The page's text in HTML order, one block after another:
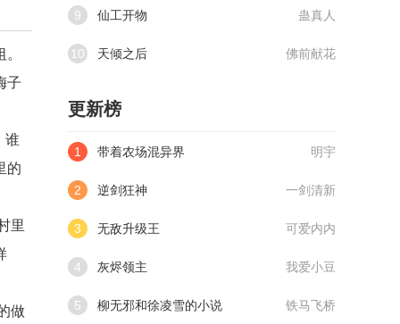
子
谁
的
里
做
9 仙工开物 蛊真人
10 天倾之后 佛前献花
更新榜
1 带着农场混异界 明宇
2 逆剑狂神 一剑清新
3 无敌升级王 可爱内内
4 灰烬领主 我爱小豆
5 柳无邪和徐凌雪的小说 铁马飞桥